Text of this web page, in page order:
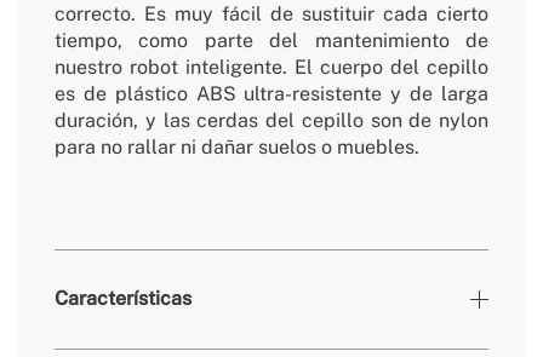
correcto. Es muy fácil de sustituir cada cierto
tiempo, como parte del mantenimiento de
nuestro robot inteligente. El cuerpo del cepillo
es de plástico ABS ultra-resistente y de larga
duración, y las cerdas del cepillo son de nylon
para no rallar ni dañar suelos o muebles.
Características